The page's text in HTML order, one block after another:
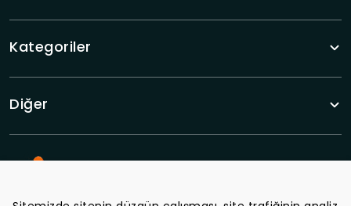
Kategoriler
Diğer